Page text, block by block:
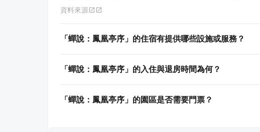
資料來源
「蟬說：鳳凰亭序」的住宿有提供哪些設施或服務？
「蟬說：鳳凰亭序」的入住與退房時間為何？
「蟬說：鳳凰亭序」的園區是否需要門票？